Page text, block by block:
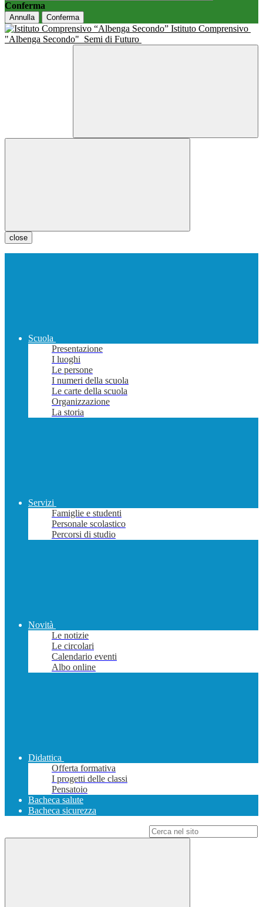
Conferma
Annulla Conferma
Istituto Comprensivo
"Albenga Secondo" Semi di Futuro
close
Scuola
Presentazione
I luoghi
Le persone
I numeri della scuola
Le carte della scuola
Organizzazione
La storia
Servizi
Famiglie e studenti
Personale scolastico
Percorsi di studio
Novità
Le notizie
Le circolari
Calendario eventi
Albo online
Didattica
Offerta formativa
I progetti delle classi
Pensatoio
Bacheca salute
Bacheca sicurezza